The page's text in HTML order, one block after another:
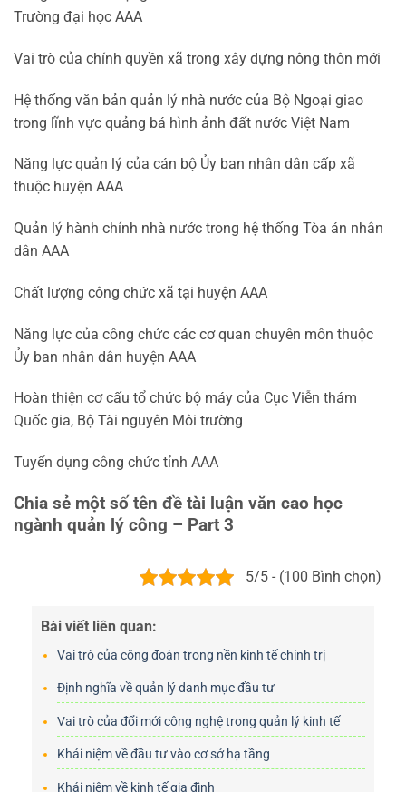
Trường đại học AAA
Vai trò của chính quyền xã trong xây dựng nông thôn mới
Hệ thống văn bản quản lý nhà nước của Bộ Ngoại giao
trong lĩnh vực quảng bá hình ảnh đất nước Việt Nam
Năng lực quản lý của cán bộ Ủy ban nhân dân cấp xã
thuộc huyện AAA
Quản lý hành chính nhà nước trong hệ thống Tòa án nhân
dân AAA
Chất lượng công chức xã tại huyện AAA
Năng lực của công chức các cơ quan chuyên môn thuộc
Ủy ban nhân dân huyện AAA
Hoàn thiện cơ cấu tổ chức bộ máy của Cục Viễn thám
Quốc gia, Bộ Tài nguyên Môi trường
Tuyển dụng công chức tỉnh AAA
Chia sẻ một số tên đề tài luận văn cao học
ngành quản lý công – Part 3
5/5 - (100 Bình chọn)
Bài viết liên quan:
Vai trò của công đoàn trong nền kinh tế chính trị
Định nghĩa về quản lý danh mục đầu tư
Vai trò của đổi mới công nghệ trong quản lý kinh tế
Khái niệm về đầu tư vào cơ sở hạ tầng
Khái niệm về kinh tế gia đình